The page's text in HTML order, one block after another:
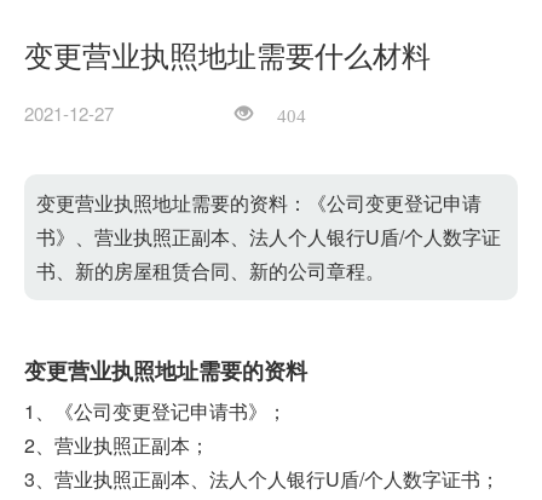
变更营业执照地址需要什么材料
2021-12-27 404
变更营业执照地址需要的资料：《公司变更登记申请
书》、营业执照正副本、法人个人银行U盾/个人数字证
书、新的房屋租赁合同、新的公司章程。
变更营业执照地址需要的资料
1、《公司变更登记申请书》；
2、营业执照正副本；
3、营业执照正副本、法人个人银行U盾/个人数字证书；